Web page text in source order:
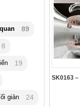
89
8
19
giản 24